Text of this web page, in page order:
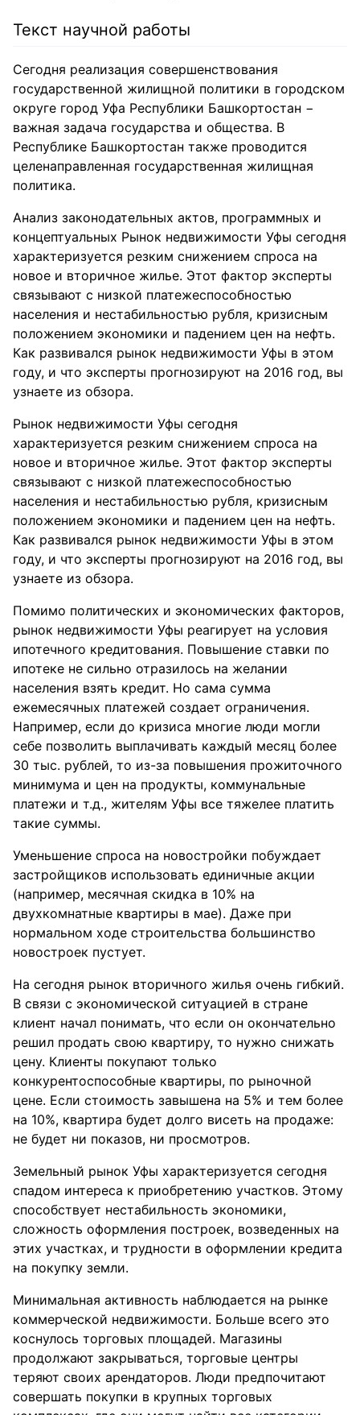
Текст научной работы
Сегодня реализация совершенствования
государственной жилищной политики в городском
округе город Уфа Республики Башкортостан −
важная задача государства и общества. В
Республике Башкортостан также проводится
целенаправленная государственная жилищная
политика.
Анализ законодательных актов, программных и
концептуальных Рынок недвижимости Уфы сегодня
характеризуется резким снижением спроса на
новое и вторичное жилье. Этот фактор эксперты
связывают с низкой платежеспособностью
населения и нестабильностью рубля, кризисным
положением экономики и падением цен на нефть.
Как развивался рынок недвижимости Уфы в этом
году, и что эксперты прогнозируют на 2016 год, вы
узнаете из обзора.
Рынок недвижимости Уфы сегодня
характеризуется резким снижением спроса на
новое и вторичное жилье. Этот фактор эксперты
связывают с низкой платежеспособностью
населения и нестабильностью рубля, кризисным
положением экономики и падением цен на нефть.
Как развивался рынок недвижимости Уфы в этом
году, и что эксперты прогнозируют на 2016 год, вы
узнаете из обзора.
Помимо политических и экономических факторов,
рынок недвижимости Уфы реагирует на условия
ипотечного кредитования. Повышение ставки по
ипотеке не сильно отразилось на желании
населения взять кредит. Но сама сумма
ежемесячных платежей создает ограничения.
Например, если до кризиса многие люди могли
себе позволить выплачивать каждый месяц более
30 тыс. рублей, то из-за повышения прожиточного
минимума и цен на продукты, коммунальные
платежи и т.д., жителям Уфы все тяжелее платить
такие суммы.
Уменьшение спроса на новостройки побуждает
застройщиков использовать единичные акции
(например, месячная скидка в 10% на
двухкомнатные квартиры в мае). Даже при
нормальном ходе строительства большинство
новостроек пустует.
На сегодня рынок вторичного жилья очень гибкий.
В связи с экономической ситуацией в стране
клиент начал понимать, что если он окончательно
решил продать свою квартиру, то нужно снижать
цену. Клиенты покупают только
конкурентоспособные квартиры, по рыночной
цене. Если стоимость завышена на 5% и тем более
на 10%, квартира будет долго висеть на продаже:
не будет ни показов, ни просмотров.
Земельный рынок Уфы характеризуется сегодня
спадом интереса к приобретению участков. Этому
способствует нестабильность экономики,
сложность оформления построек, возведенных на
этих участках, и трудности в оформлении кредита
на покупку земли.
Минимальная активность наблюдается на рынке
коммерческой недвижимости. Больше всего это
коснулось торговых площадей. Магазины
продолжают закрываться, торговые центры
теряют своих арендаторов. Люди предпочитают
совершать покупки в крупных торговых